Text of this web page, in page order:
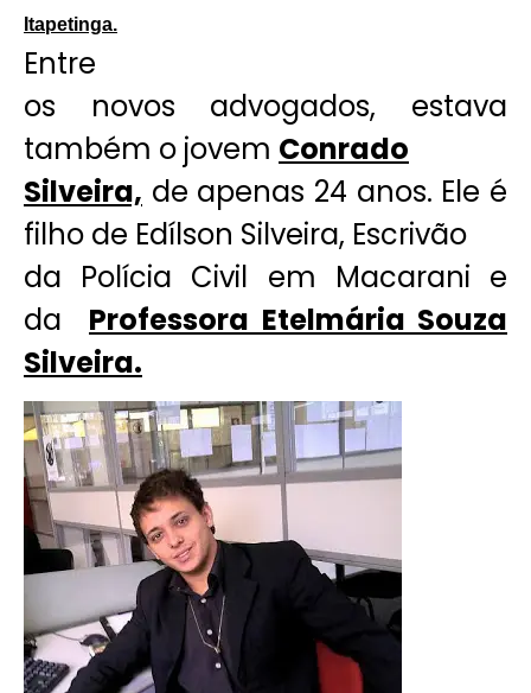
Itapetinga.
Entre
os novos advogados, estava
também o jovem Conrado
Silveira, de apenas 24 anos. Ele é
filho de Edílson Silveira, Escrivão
da Polícia Civil em Macarani e
da Professora Etelmária Souza
Silveira.